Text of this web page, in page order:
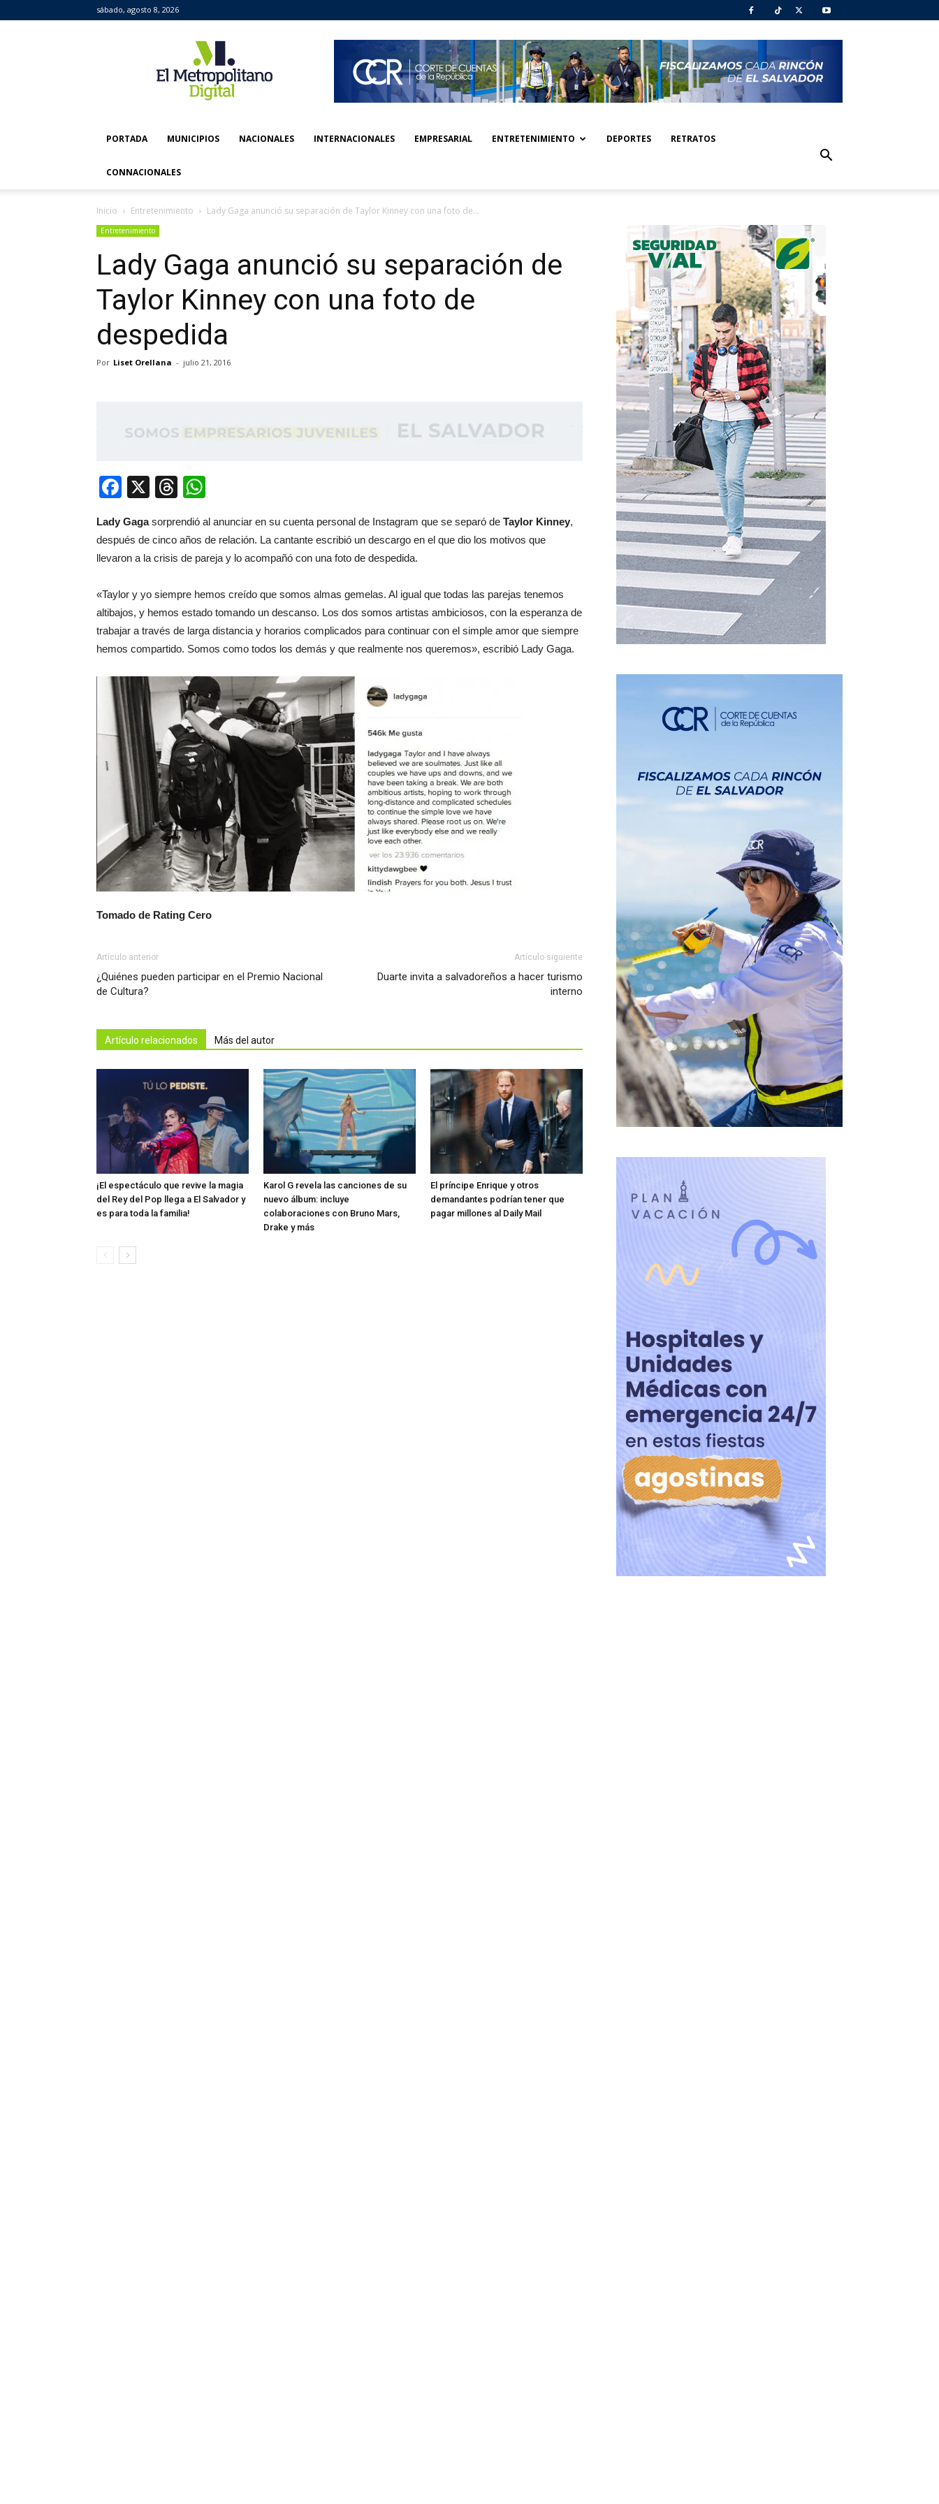
sábado, agosto 8, 2026
Metropolitano
Digital
PORTADA MUNICIPIOS NACIONALES INTERNACIONALES EMPRESARIAL ENTRETENIMIENTO DEPORTES RETRATOS
CONNACIONALES
Inicio Entretenimiento Lady Gaga anunció su separación de Taylor Kinney con una foto de...
Entretenimiento
Lady Gaga anunció su separación de
Taylor Kinney con una foto de
despedida
Por Liset Orellana - julio 21, 2016
Facebook
X Threads
Lady Gagasorprendió al anunciar en su cuenta personal de Instagram que se separó de Taylor Kinney,
después de cinco años de relación. La cantante escribió un descargo en el que dio los motivos que
llevaron a la crisis de pareja y lo acompañó con una foto de despedida.
«Taylor y yo siempre hemos creído que somos almas gemelas. Al igual que todas las parejas tenemos
altibajos, y hemos estado tomando un descanso. Los dos somos artistas ambiciosos, con la esperanza de
trabajar a través de larga distancia y horarios complicados para continuar con el simple amor que siempre
hemos compartido. Somos como todos los demás y que realmente nos queremos», escribió Lady Gaga.
Tomado de Rating Cero
Artículo anterior
¿Quiénes pueden participar en el Premio Nacional
de Cultura?
Artículo siguiente
Duarte invita a salvadoreños a hacer turismo
interno
Artículo relacionados Más del autor
¡El espectáculo que revive la magia
del Rey del Pop llega a El Salvador y
es para toda la familia!
Karol G revela las canciones de su
nuevo álbum: incluye
colaboraciones con Bruno Mars,
Drake y más
El príncipe Enrique y otros
demandantes podrían tener que
pagar millones al Daily Mail